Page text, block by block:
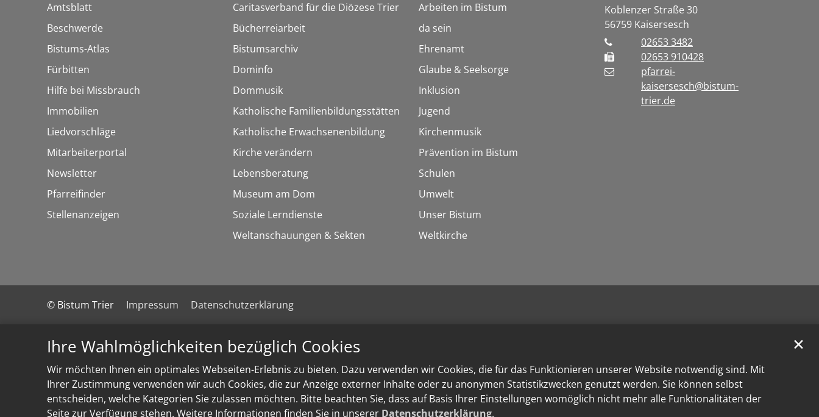
Ihre Wahlmöglichkeiten bezüglich Cookies
Wir möchten Ihnen ein optimales Webseiten-Erlebnis zu bieten. Dazu verwenden wir Cookies, die für das Funktionieren unserer Website notwendig sind. Mit
Ihrer Zustimmung verwenden wir auch Cookies, die zur Anzeige externer Inhalte oder zu anonymen Statistikzwecken genutzt werden. Sie können selbst
entscheiden, welche Kategorien Sie zulassen möchten. Bitte beachten Sie, dass auf Basis Ihrer Einstellungen womöglich nicht mehr alle Funktionalitäten der
Seite zur Verfügung stehen. Weitere Informationen finden Sie in unserer Datenschutzerklärung.
✕
Amtsblatt
Beschwerde
Bistums-Atlas
Fürbitten
Hilfe bei Missbrauch
Immobilien
Liedvorschläge
Mitarbeiterportal
Newsletter
Pfarreifinder
Stellenanzeigen
Caritasverband für die Diözese Trier
Bücherreiarbeit
Bistumsarchiv
Dominfo
Dommusik
Katholische Familienbildungsstätten
Katholische Erwachsenenbildung
Kirche verändern
Lebensberatung
Museum am Dom
Soziale Lerndienste
Weltanschauungen & Sekten
Arbeiten im Bistum
da sein
Ehrenamt
Glaube & Seelsorge
Inklusion
Jugend
Kirchenmusik
Prävention im Bistum
Schulen
Umwelt
Unser Bistum
Weltkirche
Koblenzer Straße 30
56759 Kaisersesch
02653 3482
02653 910428
pfarrei-
kaisersesch@bistum-
trier.de
© Bistum Trier Impressum Datenschutzerklärung